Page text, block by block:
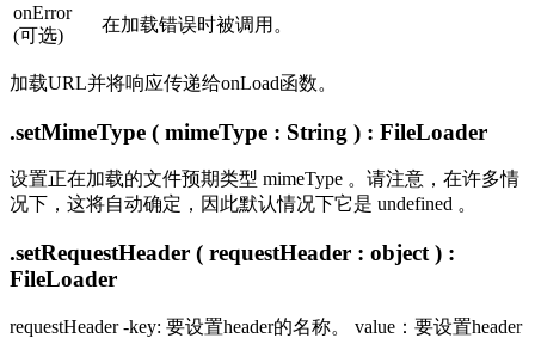
onError
(可选)
在加载错误时被调用。
加载URL并将响应传递给onLoad函数。
.setMimeType ( mimeType : String ) : FileLoader
设置正在加载的文件预期类型 mimeType 。请注意，在许多情
况下，这将自动确定，因此默认情况下它是 undefined 。
.setRequestHeader ( requestHeader : object ) :
FileLoader
requestHeader -key: 要设置header的名称。 value：要设置header